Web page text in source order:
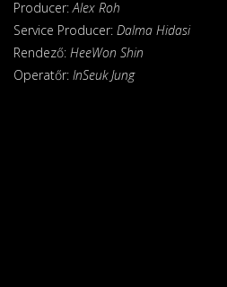
Producer: Alex Roh
Service Producer: Dalma Hidasi
Rendező: HeeWon Shin
Operatőr: InSeuk Jung